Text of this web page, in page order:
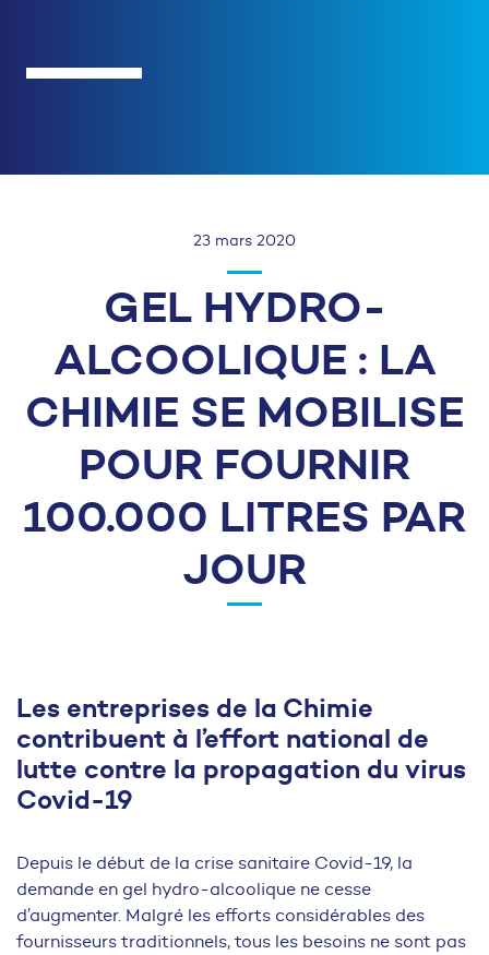
23 mars 2020
GEL HYDRO-
ALCOOLIQUE : LA
CHIMIE SE MOBILISE
POUR FOURNIR
100.000 LITRES PAR
JOUR
Les entreprises de la Chimie
contribuent à l’effort national de
lutte contre la propagation du virus
Covid-19
Depuis le début de la crise sanitaire Covid-19, la
demande en gel hydro-alcoolique ne cesse
d’augmenter. Malgré les efforts considérables des
fournisseurs traditionnels, tous les besoins ne sont pas